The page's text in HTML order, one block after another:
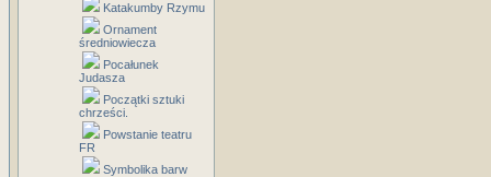
Katakumby Rzymu
Ornament
średniowiecza
Pocałunek
Judasza
Początki sztuki
chrześci.
Powstanie teatru
FR
Symbolika barw